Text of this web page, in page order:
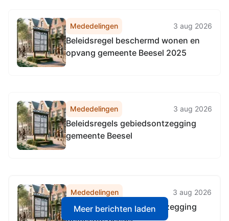
Mededelingen 3 aug 2026
Beleidsregel beschermd wonen en
opvang gemeente Beesel 2025
Mededelingen 3 aug 2026
Beleidsregels gebiedsontzegging
gemeente Beesel
Mededelingen 3 aug 2026
Beleidsregels gebiedsontzegging
gemeente Beesel
Meer berichten laden